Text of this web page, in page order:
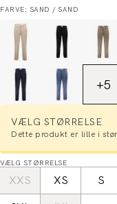
FARVE: SAND / SAND
+5
VÆLG STØRRELSE
Dette produkt er lille i
VÆLG STØRRELSE
XXS XS S